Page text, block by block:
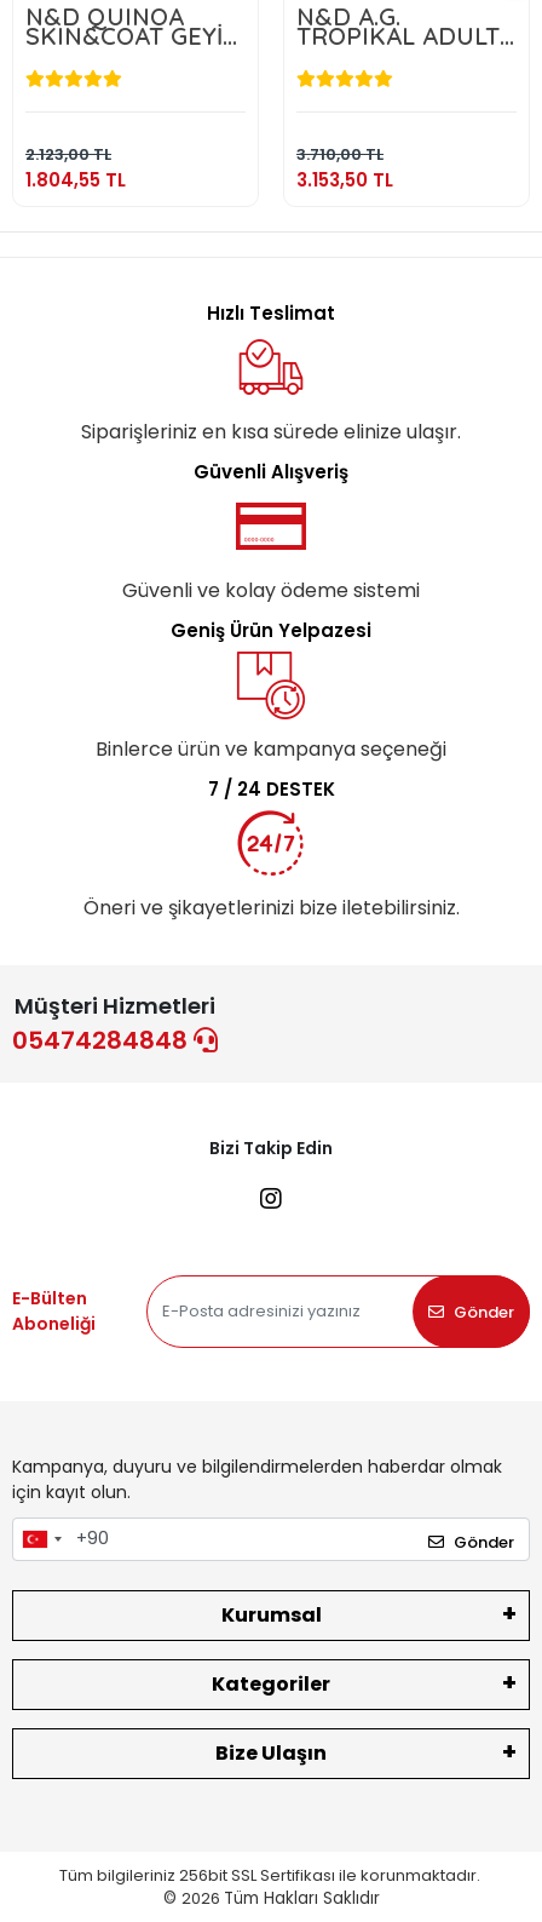
N&D QUINOA
SKIN&COAT GEYİK
2.5 KG
2.123,00 TL
1.804,55 TL
1.804,55 TL
N&D A.G.
TROPIKAL ADULT
MEDIUM & MAXI
SALMON 10 KG
3.710,00 TL
3.153,50 TL
3.153,50 TL
Hızlı Teslimat
Siparişleriniz en kısa sürede elinize ulaşır.
Güvenli Alışveriş
Güvenli ve kolay ödeme sistemi
Geniş Ürün Yelpazesi
Binlerce ürün ve kampanya seçeneği
7 / 24 DESTEK
Öneri ve şikayetlerinizi bize iletebilirsiniz.
Müşteri Hizmetleri
05474284848
Bizi Takip Edin
E-Bülten
Aboneliği
Gönder
Kampanya, duyuru ve bilgilendirmelerden haberdar olmak
için kayıt olun.
Gönder
Kurumsal
Kategoriler
Bize Ulaşın
Tüm bilgileriniz 256bit SSL Sertifikası ile korunmaktadır.
© 2026 Tüm Hakları Saklıdır